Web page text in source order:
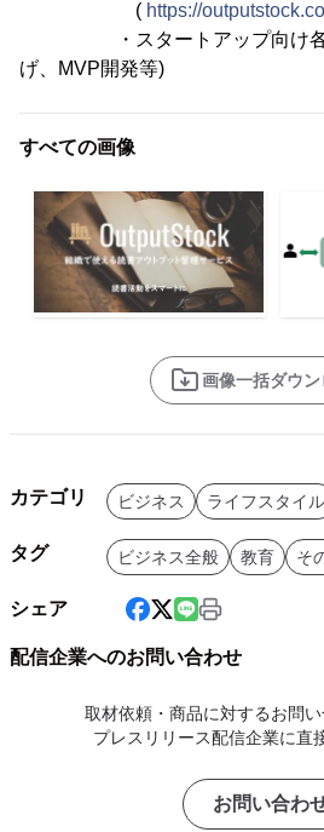
( https://
・スタートアップ向け各種
げ、MVP開発等)
すべての画像
画像一括ダウン
カテゴリ ビジネス ライフスタイル
タグ ビジネス全般 教育 そ
シェア
配信企業へのお問い合わせ
取材依頼・商品に対するお問い
プレスリリース配信企業に直
お問い合わ